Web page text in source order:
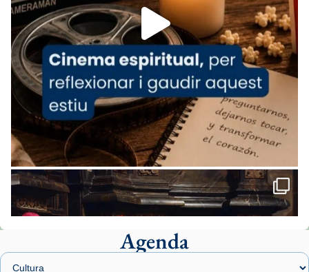
missa d’acció de gràcies en agraïment al
comitè organitzador de la visita apostòlica
del Sant Pare Lleó XIV a Barcelona, i als
col·laboradors, a la Catedral de Barcelona.
L’arquebisbe de Barcelona, el cardenal Joan
Josep Omella, ha presidit la missa i l’ha
concelebrat el bisbe auxiliar de Barcelona,
Mons. David Abadías.
📸 Dr. G. Simón
Foto
View on Facebook Share
Arquebisbat de Barcelona
1 week ago Agenda